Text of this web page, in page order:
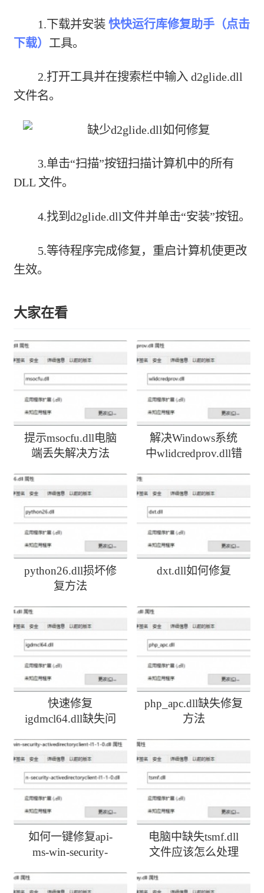
1.下载并安装 快快运行库修复助手（点击
下载） 工具。
2.打开工具并在搜索栏中输入 d2glide.dll
文件名。
3.单击“扫描”按钮扫描计算机中的所有
DLL 文件。
4.找到d2glide.dll文件并单击“安装”按钮。
5.等待程序完成修复，重启计算机使更改
生效。
大家在看
提示msocfu.dll电脑
端丢失解决方法
解决Windows系统
中wlidcredprov.dll错
python26.dll损坏修
复方法
dxt.dll如何修复
快速修复
igdmcl64.dll缺失问
php_apc.dll缺失修复
方法
如何一键修复api-
ms-win-security-
电脑中缺失tsmf.dll
文件应该怎么处理